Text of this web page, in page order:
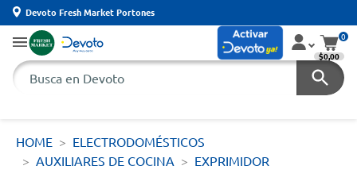
Devoto Fresh Market Portones
0
$0,00
HOME
ELECTRODOMÉSTICOS
AUXILIARES DE COCINA
EXPRIMIDOR